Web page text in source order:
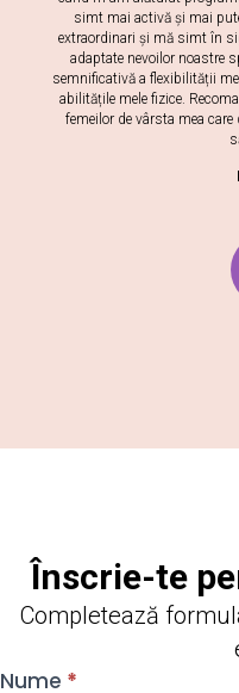
simt mai activă și mai
extraordinari și mă simt în
adaptate nevoilor noastre
semnificativă a flexibilității
abilitățile mele fizice.
femeilor de vârsta mea
Înscrie-te
Completează
FAEA
Nume *